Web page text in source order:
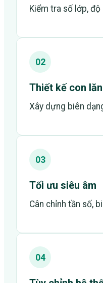
Kiểm tra số lớp,
02
Thiết kế con lăn
Xây dựng biên
03
Tối ưu siêu âm
Cân chỉnh tần số,
04